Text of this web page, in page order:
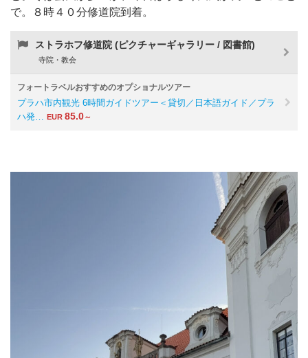
で。８時４０分修道院到着。
ストラホフ修道院 (ピクチャーギャラリー / 図書館)
寺院・教会
フォートラベルおすすめのオプショナルツアー
プラハ市内観光 6時間ガイドツアー＜貸切／日本語ガイド／プラ
ハ発… EUR 85.0～